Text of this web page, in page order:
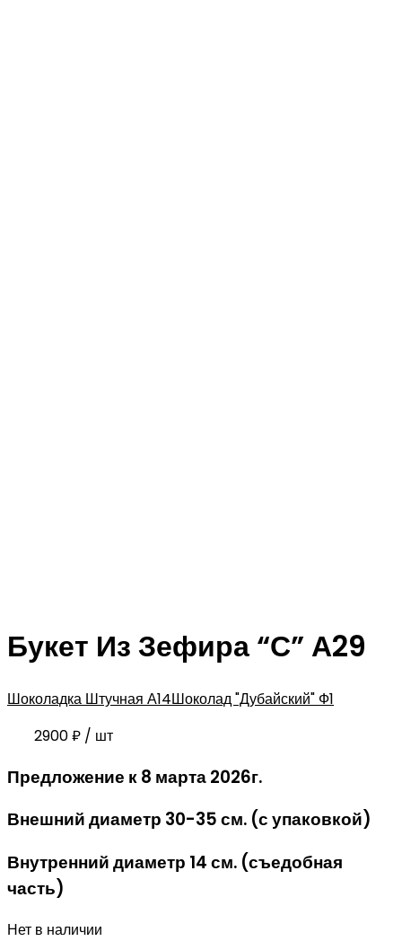
Букет Из Зефира “С” А29
Шоколадка Штучная А14Шоколад "Дубайский" Ф1
2900₽ / шт
Предложение к 8 марта 2026г.
Внешний диаметр 30-35 см. (с упаковкой)
Внутренний диаметр 14 см. (съедобная
часть)
Нет в наличии